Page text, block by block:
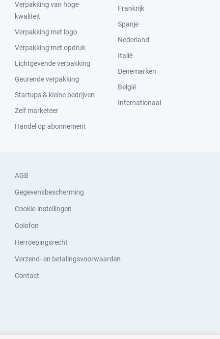
Verpakking van hoge
kwaliteit
Verpakking met logo
Verpakking met opdruk
Lichtgevende verpakking
Geurende verpakking
Startups & kleine bedrijven
Zelf marketeer
Handel op abonnement
Frankrijk
Spanje
Nederland
Italië
Denemarken
België
Internationaal
AGB
Gegevensbescherming
Cookie-instellingen
Colofon
Herroepingsrecht
Verzend- en betalingsvoorwaarden
Contact